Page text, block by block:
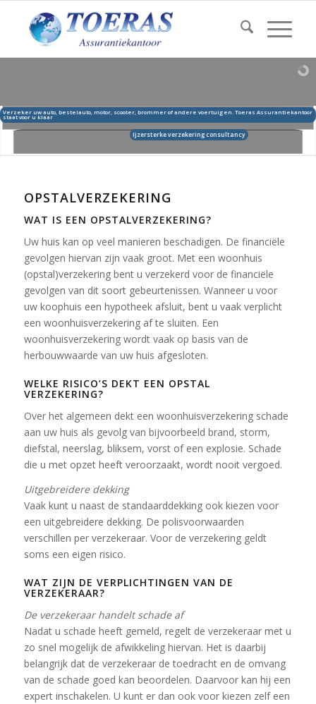
Ijzersterke verzekering consultancy
uw auto, bestelauto, motor, scooter, brommer of andere voertuigen. Toeras Assurantiekantoor
u klaar
OPSTALVERZEKERING
WAT IS EEN OPSTALVERZEKERING?
Uw huis kan op veel manieren beschadigen. De financiële
gevolgen hiervan zijn vaak groot. Met een woonhuis
(opstal)verzekering bent u verzekerd voor de financiële
gevolgen van dit soort gebeurtenissen. Wanneer u voor
uw koophuis een hypotheek afsluit, bent u vaak verplicht
een woonhuisverzekering af te sluiten. Een
woonhuisverzekering wordt vaak op basis van de
herbouwwaarde van uw huis afgesloten.
WELKE RISICO’S DEKT EEN OPSTAL
VERZEKERING?
Over het algemeen dekt een woonhuisverzekering schade
aan uw huis als gevolg van bijvoorbeeld brand, storm,
diefstal, neerslag, bliksem, vorst of een explosie. Schade
die u met opzet heeft veroorzaakt, wordt nooit vergoed.
Uitgebreidere dekking
Vaak kunt u naast de standaarddekking ook kiezen voor
een uitgebreidere dekking. De polisvoorwaarden
verschillen per verzekeraar. Voor de verzekering geldt
soms een eigen risico.
WAT ZIJN DE VERPLICHTINGEN VAN DE
VERZEKERAAR?
De verzekeraar handelt schade af
Nadat u schade heeft gemeld, regelt de verzekeraar met u
zo snel mogelijk de afwikkeling hiervan. Het is daarbij
belangrijk dat de verzekeraar de toedracht en de omvang
van de schade goed kan beoordelen. Daarvoor kan hij een
expert inschakelen. U kunt er dan ook voor kiezen zelf een